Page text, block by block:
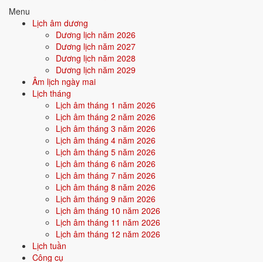
Menu
Lịch âm dương
Dương lịch năm 2026
Dương lịch năm 2027
Dương lịch năm 2028
Dương lịch năm 2029
Âm lịch ngày mai
Lịch tháng
Lịch âm tháng 1 năm 2026
Lịch âm tháng 2 năm 2026
Lịch âm tháng 3 năm 2026
Lịch âm tháng 4 năm 2026
Lịch âm tháng 5 năm 2026
Lịch âm tháng 6 năm 2026
Lịch âm tháng 7 năm 2026
Lịch âm tháng 8 năm 2026
Lịch âm tháng 9 năm 2026
Lịch âm tháng 10 năm 2026
Lịch âm tháng 11 năm 2026
Lịch âm tháng 12 năm 2026
Lịch tuần
Công cụ
Tìm hiểu chi tiết nạp âm Trường Lưu Thủy: màu hợp, hướng tốt, năm
sinh, tương sinh tương khắc →
Quan hệ Can × Chi (Thủy khắc Hỏa):
thân chế ngự hoàn cảnh. Tính cách mạnh mẽ, kiểm soát cao, dễ làm
Điểm mạnh:Quyết đoán, có khả năng dẫn dắt, biết cách áp đặt
và đạt mục tiêu.
Điểm cần lưu ý:Dễ va chạm, đối lập với hoàn cảnh, cần học
cách hòa hợp.
Bối cảnh vận khí khi sinh năm 2013
Người sinh năm2013rơi vào Vận 8 - Bát Bạch Thổ
trong chu kỳ Tam Nguyên Cửu Vận. Mệnh Thủy sinh trong Vận 8 Bát
Bạch Thổ (Thổ) - thổ khắc thủy: bản mệnh phải vượt qua thử thách
của thời đại để khẳng định mình, nhưng nếu vượt được sẽ tạo nên dấu